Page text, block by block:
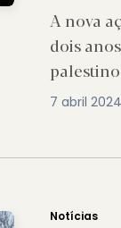
A nova
dois
7 abril 2024
Notícias